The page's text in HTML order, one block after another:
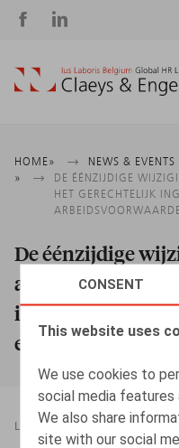
CONSENT
This website uses
We use cookies to
social media
We also share
site with our social
Social
Breadcrumb
HOME
NEWS & EVENTS
DE ÉÉNZIJDIGE
HET GERECHTELIJK
De éénzijdige
ingrijpen in de
evaluatie
LEGAL MAGAZINES